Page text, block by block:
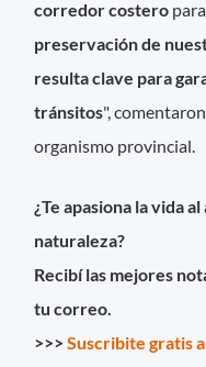
corredor costero
preservación de
resulta clave para
tránsitos",
organismo provincial.
¿Te apasiona la vida
naturaleza?
Recibí las mejores
tu correo.
>>>Suscribite gratis